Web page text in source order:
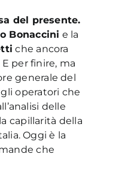
del presente.
Bonaccini e la
che ancora
per finire, ma
generale del
operatori che
delle
capillarità della
Oggi è la
che